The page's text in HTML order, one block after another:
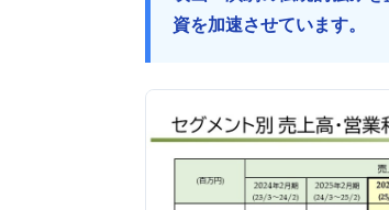
資を加速させています。